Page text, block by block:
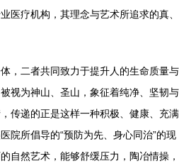
医疗机构，其理念与艺术所追求的真、
，二者共同致力于提升人的生命质量与
视为神山、圣山，象征着纯净、坚韧与
传递的正是这样一种积极、健康、充满
院所倡导的“预防为先、身心同治”的现
自然艺术，能够舒缓压力，陶冶情操，